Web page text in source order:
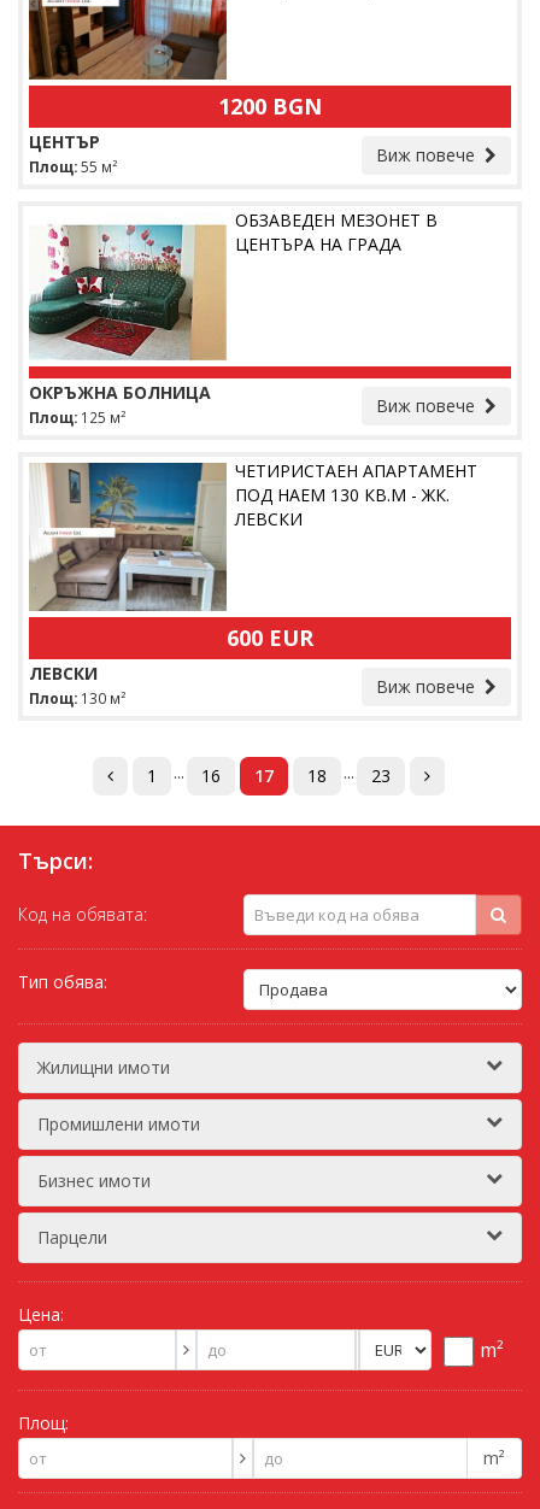
1200 BGN
Виж повече
ЦЕНТЪР
Площ:55 м²
ОБЗАВЕДЕН МЕЗОНЕТ В
ЦЕНТЪРА НА ГРАДА
Виж повече
ОКРЪЖНА БОЛНИЦА
Площ: 125 м²
ЧЕТИРИСТАЕН АПАРТАМЕНТ
ПОД НАЕМ 130 КВ.М - ЖК.
ЛЕВСКИ
600 EUR
Виж повече
ЛЕВСКИ
Площ: 130 м²
1 ... 16 17 18 ... 23
Търси:
Код на обявата:
Тип обява:
Жилищни имоти
Промишлени имоти
Бизнес имоти
Парцели
Цена:
m²
Площ:
m²